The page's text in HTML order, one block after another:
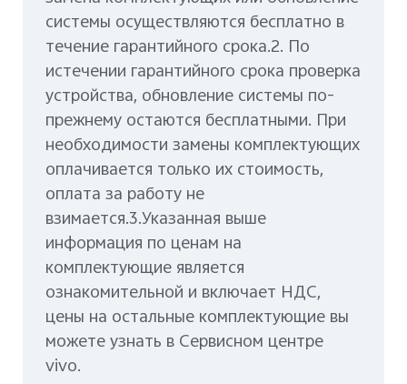
системы осуществляются бесплатно в
течение гарантийного срока.2. По
истечении гарантийного срока проверка
устройства, обновление системы по-
прежнему остаются бесплатными. При
необходимости замены комплектующих
оплачивается только их стоимость,
оплата за работу не
взимается.3.Указанная выше
информация по ценам на
комплектующие является
ознакомительной и включает НДС,
цены на остальные комплектующие вы
можете узнать в Сервисном центре
vivo.